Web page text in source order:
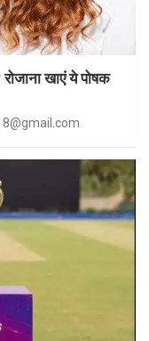
खाएं ये पोषक